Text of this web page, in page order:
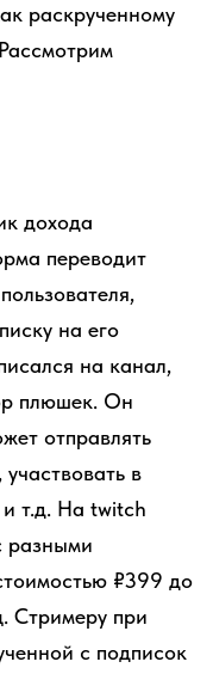
раскрученному
дохода
переводит
на его
на канал,
плюшек. Он
отправлять
в
т.д. На twitch
разными
₽399 до
Стримеру при
с подписок